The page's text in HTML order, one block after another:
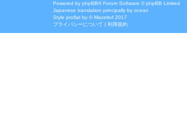
Powered by phpBB® Forum Software © phpBB Limited
Japanese translation principally by ocean
Style proflat by ©Mazeltof 2017
プライバシーについて | 利用規約